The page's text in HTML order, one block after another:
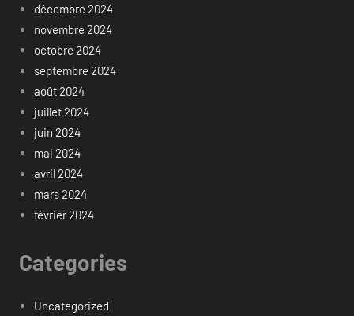
décembre 2024
novembre 2024
octobre 2024
septembre 2024
août 2024
juillet 2024
juin 2024
mai 2024
avril 2024
mars 2024
février 2024
Categories
Uncategorized